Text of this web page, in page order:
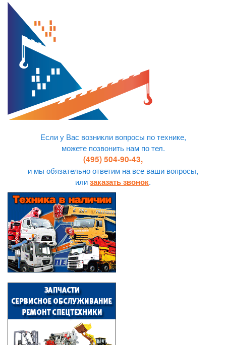
Если у Вас возникли вопросы по технике,
можете позвонить нам по тел.
(495) 504-90-43,
и мы обязательно ответим на все ваши вопросы,
илизаказать звонок.